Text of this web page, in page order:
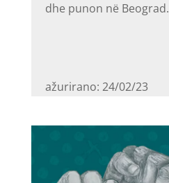
dhe punon në Beograd.
ažurirano: 24/02/23